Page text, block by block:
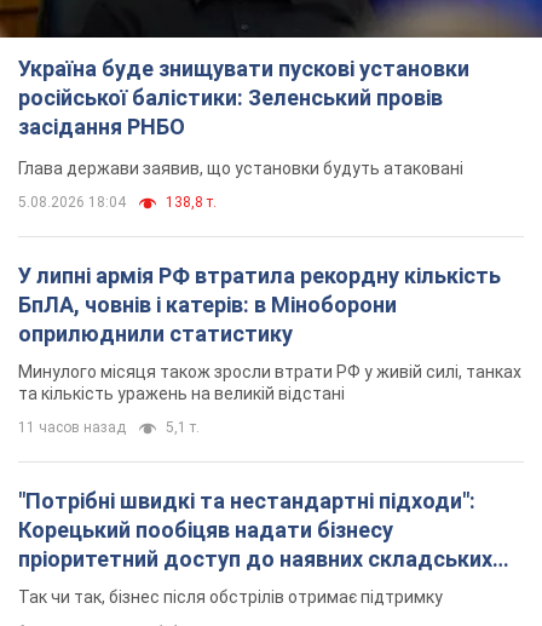
Україна буде знищувати пускові установки
російської балістики: Зеленський провів
засідання РНБО
Глава держави заявив, що установки будуть атаковані
5.08.2026 18:04 138,8 т.
У липні армія РФ втратила рекордну кількість
БпЛА, човнів і катерів: в Міноборони
оприлюднили статистику
Минулого місяця також зросли втрати РФ у живій силі, танках
та кількість уражень на великій відстані
11 часов назад 5,1 т.
"Потрібні швидкі та нестандартні підходи":
Корецький пообіцяв надати бізнесу
пріоритетний доступ до наявних складських
приміщень
Так чи так, бізнес після обстрілів отримає підтримку